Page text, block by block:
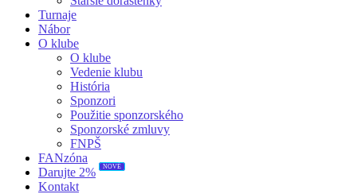
Turnaje
Nábor
O klube
O klube
Vedenie klubu
História
Sponzori
Použitie sponzorského
Sponzorské zmluvy
FNPŠ
FANzóna
Darujte 2%
NOVÉ
Kontakt